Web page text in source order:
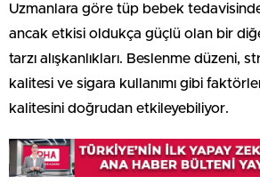
Uzmanlara göre tüp bebek
ancak etkisi oldukça güçlü olan bir
tarzı alışkanlıkları. Beslenme düzeni,
kalitesi ve sigara kullanımı gibi
kalitesini doğrudan etkileyebiliyor.